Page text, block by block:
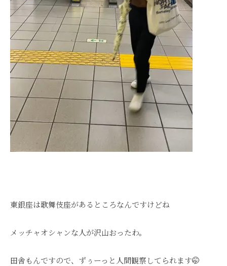
東銀座は歌舞伎座があるところなんですけどね
メッチャオシャンな人が沢山おったわ。
田舎もんですので、ずぅーっと人間観察してられます🤭